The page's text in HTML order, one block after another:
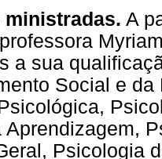
A
a sua
Social e
Aprendizagem,
Psicologia